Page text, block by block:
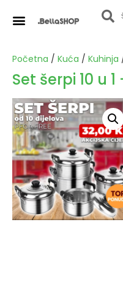
Početna / Kuća / Kuhinja
Set šerpi 10 u 1